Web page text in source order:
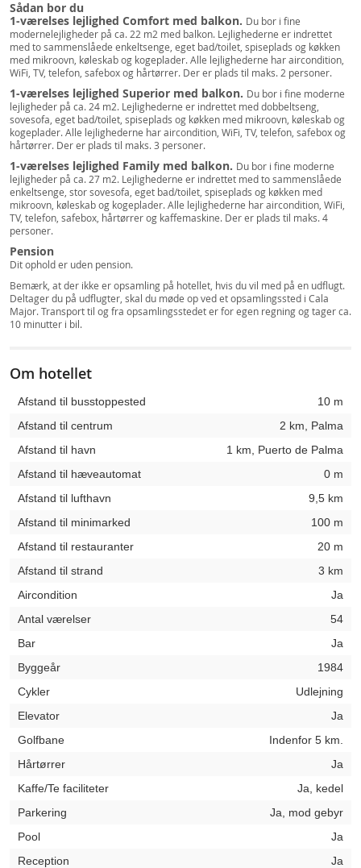
Sådan bor du
1-værelses lejlighed Comfort med balkon. Du bor i fine
modernelejligheder på ca. 22 m2 med balkon. Lejlighederne er indrettet
med to sammenslåede enkeltsenge, eget bad/toilet, spiseplads og køkken
med mikroovn, køleskab og kogeplader. Alle lejlighederne har aircondition,
WiFi, TV, telefon, safebox og hårtørrer. Der er plads til maks. 2 personer.
1-værelses lejlighed Superior med balkon. Du bor i fine moderne
lejligheder på ca. 24 m2. Lejlighederne er indrettet med dobbeltseng,
sovesofa, eget bad/toilet, spiseplads og køkken med mikroovn, køleskab og
kogeplader. Alle lejlighederne har aircondition, WiFi, TV, telefon, safebox og
hårtørrer. Der er plads til maks. 3 personer.
1-værelses lejlighed Family med balkon. Du bor i fine moderne
lejligheder på ca. 27 m2. Lejlighederne er indrettet med to sammenslåede
enkeltsenge, stor sovesofa, eget bad/toilet, spiseplads og køkken med
mikroovn, køleskab og kogeplader. Alle lejlighederne har aircondition, WiFi,
TV, telefon, safebox, hårtørrer og kaffemaskine. Der er plads til maks. 4
personer.
Pension
Dit ophold er uden pension.
Bemærk, at der ikke er opsamling på hotellet, hvis du vil med på en udflugt.
Deltager du på udflugter, skal du møde op ved et opsamlingssted i Cala
Major. Transport til og fra opsamlingsstedet er for egen regning og tager ca.
10 minutter i bil.
Om hotellet
Afstand til busstoppested
10 m
Afstand til centrum
2 km, Palma
Afstand til havn
1 km, Puerto de Palma
Afstand til hæveautomat
0 m
Afstand til lufthavn
9,5 km
Afstand til minimarked
100 m
Afstand til restauranter
20 m
Afstand til strand
3 km
Aircondition
Ja
Antal værelser
54
Bar
Ja
Byggeår
1984
Cykler
Udlejning
Elevator
Ja
Golfbane
Indenfor 5 km.
Hårtørrer
Ja
Kaffe/Te faciliteter
Ja, kedel
Parkering
Ja, mod gebyr
Pool
Ja
Reception
Ja